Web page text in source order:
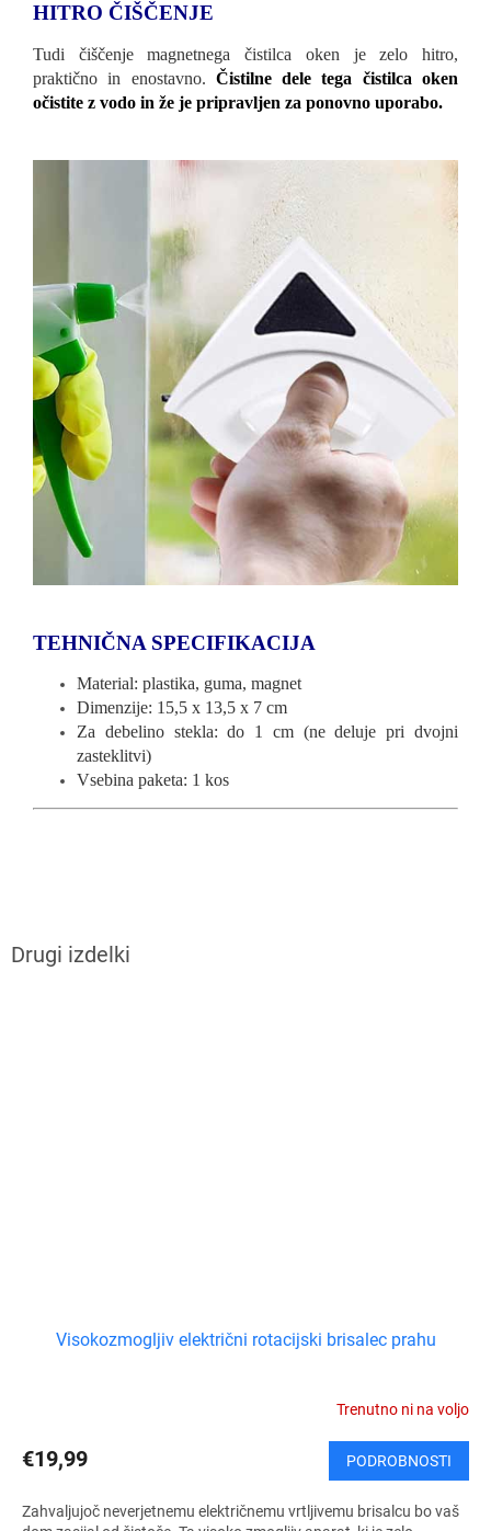
HITRO ČIŠČENJE
Tudi čiščenje magnetnega čistilca oken je zelo hitro,
praktično in enostavno. Čistilne dele tega čistilca oken
očistite z vodo in že je pripravljen za ponovno uporabo.
TEHNIČNA SPECIFIKACIJA
Material: plastika, guma, magnet
Dimenzije: 15,5 x 13,5 x 7 cm
Za debelino stekla: do 1 cm (ne deluje pri dvojni
zasteklitvi)
Vsebina paketa: 1 kos
Visokozmogljiv električni rotacijski brisalec prahu
Trenutno ni na voljo
€19,99 PODROBNOSTI
Zahvaljujoč neverjetnemu električnemu vrtljivemu brisalcu bo vaš